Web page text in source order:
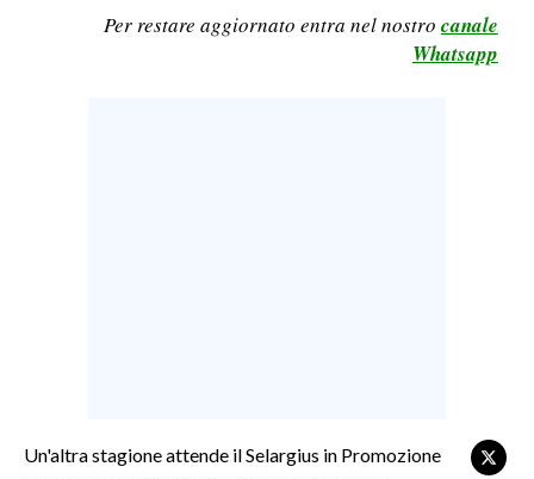
ALTRI SPORT
Per restare aggiornato entra nel nostro canale
Whatsapp
Un'altra stagione attende il Selargius in Promozione